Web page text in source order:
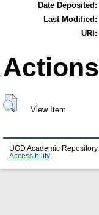
Date Deposited:
Last Modified:
URI:
View Item
UGD Academic
Accessibility